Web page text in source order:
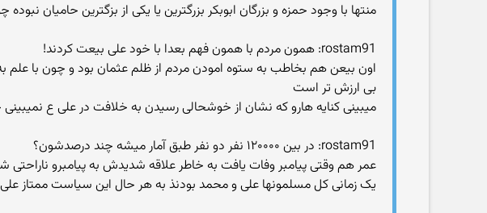
منتها با وجود حمزه و بزرگان ابوبکر بزرگترین یا یکی از بزگترین حامیان
rostam91: همون مردم با همون فهم بعدا با خود علی بیعت کردند!
اون بیعن هم بخاطب به ستوه امودن مردم از ظلم عثمان بود و چون با علم
بی ارزش تر است
میبینی کنایه هارو که نشان از خوشحالی رسیدن به خلافت در علی ع
rostam91: در بین ۱۲۰۰۰۰ نفر دو نفر طبق آمار میشه چند درصدشون؟
عمر هم وقتی پیامبر وفات یافت به خاطر علاقه شدیدش به پیامبرو
یک زمانی کل مسلمونها علی و محمد بودنذ به هر حال این سیاست ممتاز